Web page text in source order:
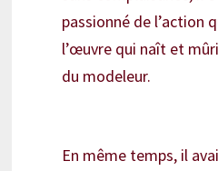
passionné de l’action
l’œuvre qui naît et
du modeleur.
En même temps, il